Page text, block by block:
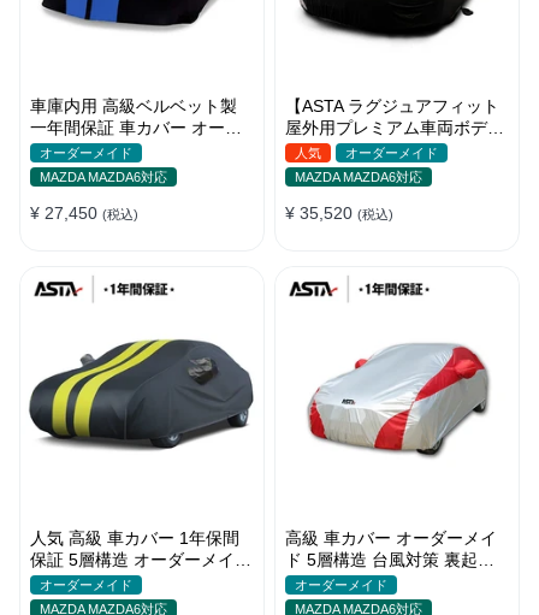
車庫内用 高級ベルベット製
一年間保証 車カバー オーダ
ーメイド 水洗いOK 防塵防汚
軽/普自動車 SUV
オーダーメイド
MAZDA MAZDA6対応
¥ 27,450 (税込)
【ASTA ラグジュアフィット
屋外用プレミアム車両ボディ
カバー】オーダーメイド PU
レザー 車カバー 裏起毛 防水
防風 耐久性
人気
オーダーメイド
MAZDA MAZDA6対応
¥ 35,520 (税込)
人気 高級 車カバー 1年保間
保証 5層構造 オーダーメイド
裏起毛 台風対策 防水 コーデ
ィング保護
オーダーメイド
MAZDA MAZDA6対応
高級 車カバー オーダーメイ
ド 5層構造 台風対策 裏起毛
車種専用 コーディング保護
日焼け防止
オーダーメイド
MAZDA MAZDA6対応